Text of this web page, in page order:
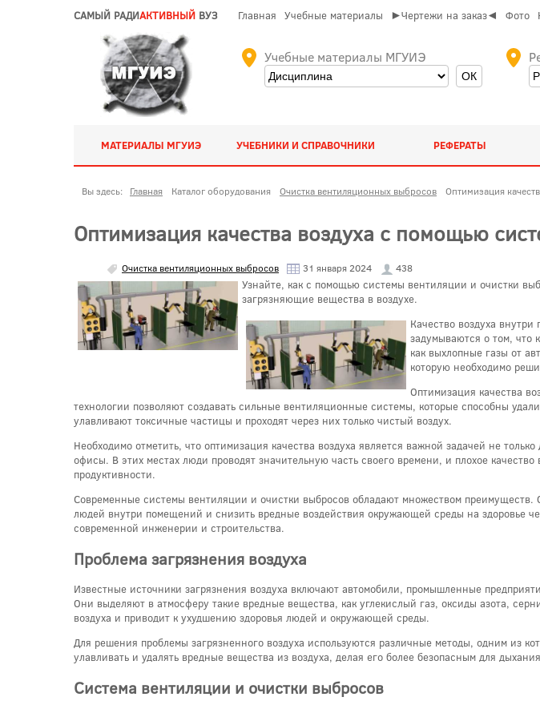
САМЫЙ РАДИАКТИВНЫЙ ВУЗ Главная Учебные материалы ►Чертежи на заказ◄ Фото
Учебные материалы МГУИЭ
МАТЕРИАЛЫ МГУИЭ УЧЕБНИКИ И СПРАВОЧНИКИ РЕФЕРАТЫ
Вы здесь: Главная Каталог оборудования Очистка вентиляционных выбросов Оптимизация
Оптимизация качества воздуха с помощью
Очистка вентиляционных выбросов 31 января 2024 438
Узнайте, как с помощью системы вентиляции и очистки
загрязняющие вещества в воздухе.
Качество воздуха
задумываются о том, что
как выхлопные газы от
которую необходимо
Оптимизация качества
технологии позволяют создавать сильные вентиляционные системы, которые способны
улавливают токсичные частицы и проходят через них только чистый воздух.
Необходимо отметить, что оптимизация качества воздуха является важной задачей не
офисы. В этих местах люди проводят значительную часть своего времени, и плохое
продуктивности.
Современные системы вентиляции и очистки выбросов обладают множеством преимуществ.
людей внутри помещений и снизить вредные воздействия окружающей среды на здоровье
современной инженерии и строительства.
Проблема загрязнения воздуха
Известные источники загрязнения воздуха включают автомобили, промышленные
Они выделяют в атмосферу такие вредные вещества, как углекислый газ, оксиды азота,
воздуха и приводит к ухудшению здоровья людей и окружающей среды.
Для решения проблемы загрязненного воздуха используются различные методы, одним из
улавливать и удалять вредные вещества из воздуха, делая его более безопасным для
Система вентиляции и очистки выбросов